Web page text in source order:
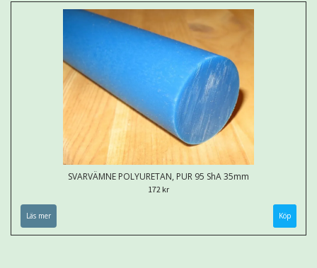
SVARVÄMNE POLYURETAN, PUR 95 ShA 35mm
172 kr
Läs mer Köp